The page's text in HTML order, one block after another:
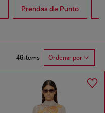
Prendas de Punto
46 items Ordenar por